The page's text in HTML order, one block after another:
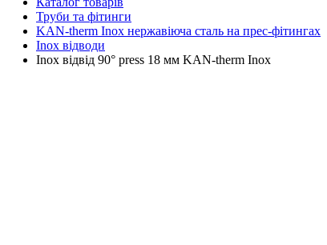
Труби та фітинги
KAN-therm Inox нержавіюча сталь на прес-фітингах
Inox відводи
Inox відвід 90° press 18 мм KAN-therm Inox